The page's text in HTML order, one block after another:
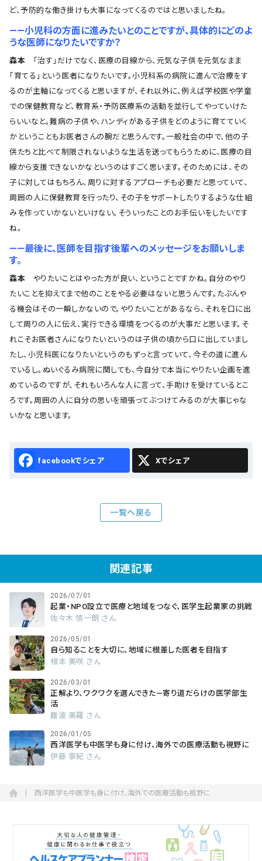
ど、予防的な働き掛けも大事になってくるのではと思いましたね。
――小児科の方面に進みたいとのことですが、具体的にどのよ
うな医師になりたいですか？
森本 「治す」だけでなく、医療の目線から、元気な子供を元気なまま
「育てる」という医者になりたいです。小児科系の病院に進んで治療をす
るのが主軸になってくると思いますが、それ以外に、例えば学校医や学童
での保健教育など、教育系・予防医療系の活動を並行してやっていけた
らいいなと。難病の子供や、ハンディがある子供をどのように育てていく
かということもお医者さんの腕だと思うんです。一般社会の中で、他の子
供たちと比べて制限されないような生活を送ってもらうために、医療の目
線から支援できないかなというのはすごく思います。そのためには、その
子に対してはもちろん、周りに対するアプローチも必要だと思っていて、
周囲の人に保健教育を行ったり、その子をサポートしたりするような仕組
みを作っていかないといけない。そういったことのお手伝いをしたいです
ね。
――最後に、医師を目指す後輩へのメッセージをお願いしま
す。
森本 やりたいことはやった方が良い、ということですかね。自分のやり
たいことを抑えてまで他のことをやる必要はないと思うんです。たぶんや
る機会はその一瞬しかないので。やりたいことがあるなら、それを口に出
して周りの人に伝え、実行できる環境をつくるのが大事だと思います。そ
れこそお医者さんになりたいというのは子供の頃から口に出していまし
たし、小児科医になりたいというのもずっと言っていて、今その道に進ん
でいるし。ぬいぐるみ病院に関しても、今自分で本当にやりたい企画を進
めているのですが、それもいろんな人に言って、手助けを受けているとこ
ろです。周囲の人に自分の思いを頑張ってぶつけてみるのが大事じゃな
いかなと思います。
Facebook X
一覧へ戻る
関連記事
2026/07/01
起業・NPO設立で医療と地域をつなぐ、医学生起業家の挑戦
佐々木 慎一朗 さん
2026/05/01
自ら知ることを大切に、地域に根差した医者を目指す
根本 美咲 さん
2026/03/01
正解より、ワクワクを選んできた―寄り道だらけの医学部生
活
難波 美羅 さん
2026/01/05
西洋医学も中医学も身に付け、海外での医療活動も視野に
伊藤 寧紀 さん
西洋医学も中医学も身に付け、海外での医療活動も視野に